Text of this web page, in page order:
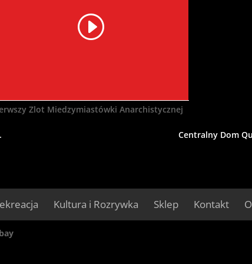
Zlot Miedzymiastówki Anarchistycznej
Centralny Dom
Kultura i Rozrywka Sklep Kontakt